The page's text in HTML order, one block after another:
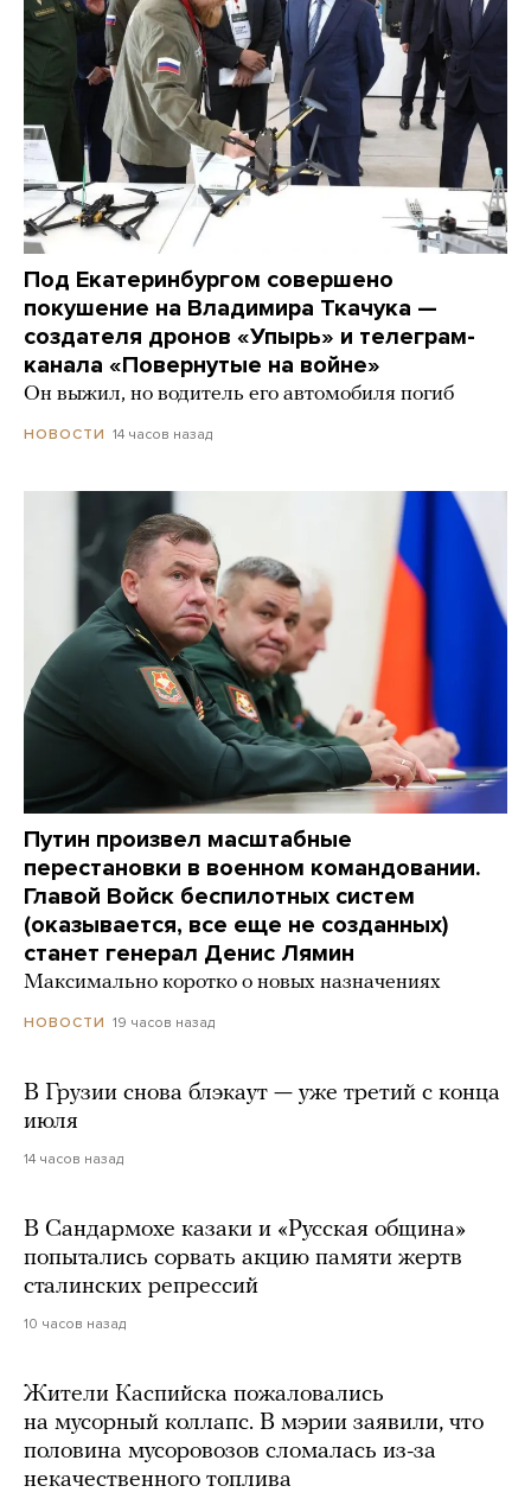
Под Екатеринбургом совершено
покушение на Владимира Ткачука —
создателя дронов «Упырь» и телеграм-
канала «Повернутые на войне»
Он выжил, но водитель его автомобиля погиб
НОВОСТИ 14 часов назад
Путин произвел масштабные
перестановки в военном командовании.
Главой Войск беспилотных систем
(оказывается, все еще не созданных)
станет генерал Денис Лямин
Максимально коротко о новых назначениях
НОВОСТИ 19 часов назад
В Грузии снова блэкаут — уже третий с конца
июля
14 часов назад
В Сандармохе казаки и «Русская община»
попытались сорвать акцию памяти жертв
сталинских репрессий
10 часов назад
Жители Каспийска пожаловались
на мусорный коллапс. В мэрии заявили, что
половина мусоровозов сломалась из-за
некачественного топлива